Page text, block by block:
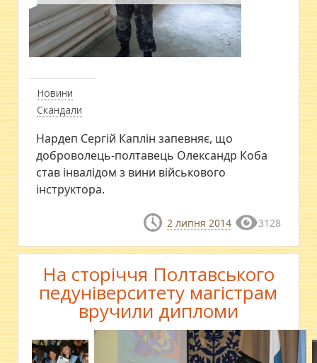
Новини
Скандали
Нардеп Сергій Каплін запевняє, що
доброволець-полтавець Олександр Коба
став інвалідом з вини військового
інструктора.
2 липня 2014 3128
На сторіччя Полтавського
педуніверситету магістрам
вручили дипломи